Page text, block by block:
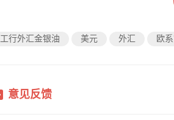
工行外汇金银油 美元 外汇 欧
意见反馈